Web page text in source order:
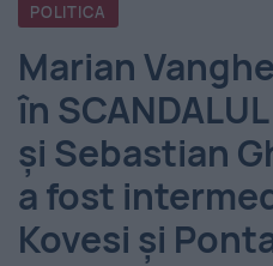
România
-
Evenimentul
Zilei
POLITICA
Marian
în
și Sebastian
a fost
Kovesi și